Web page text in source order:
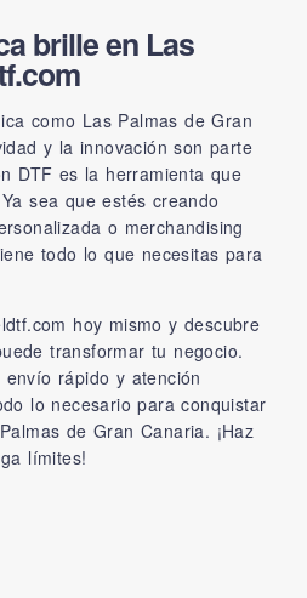
brille en Las
como Las Palmas de Gran
y la innovación son parte
DTF es la herramienta que
sea que estés creando
o merchandising
todo lo que necesitas para
hoy mismo y descubre
transformar tu negocio.
rápido y atención
lo necesario para conquistar
de Gran Canaria. ¡Haz
límites!